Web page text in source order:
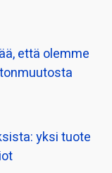
että olemme
yksi tuote